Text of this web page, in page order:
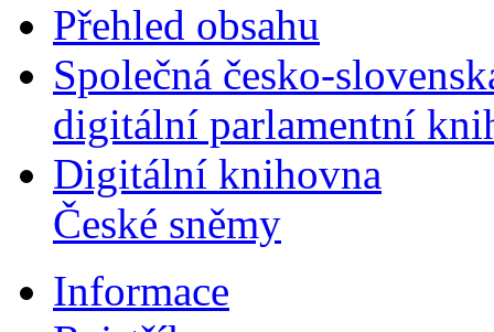
Přehled obsahu
Společná česko-
digitální parlamentní
Digitální knihovna
České sněmy
Informace